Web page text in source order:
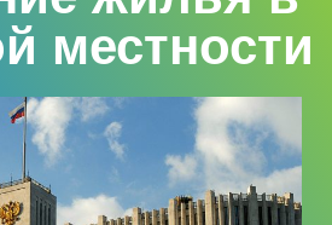
местности